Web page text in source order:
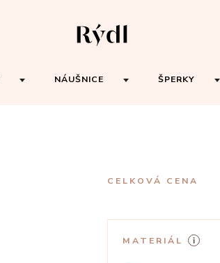
NÁUŠNICE ŠPERKY
CELKOVÁ CENA
MATERIÁL